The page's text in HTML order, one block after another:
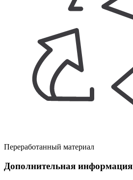
Переработанный материал
Дополнительная информация